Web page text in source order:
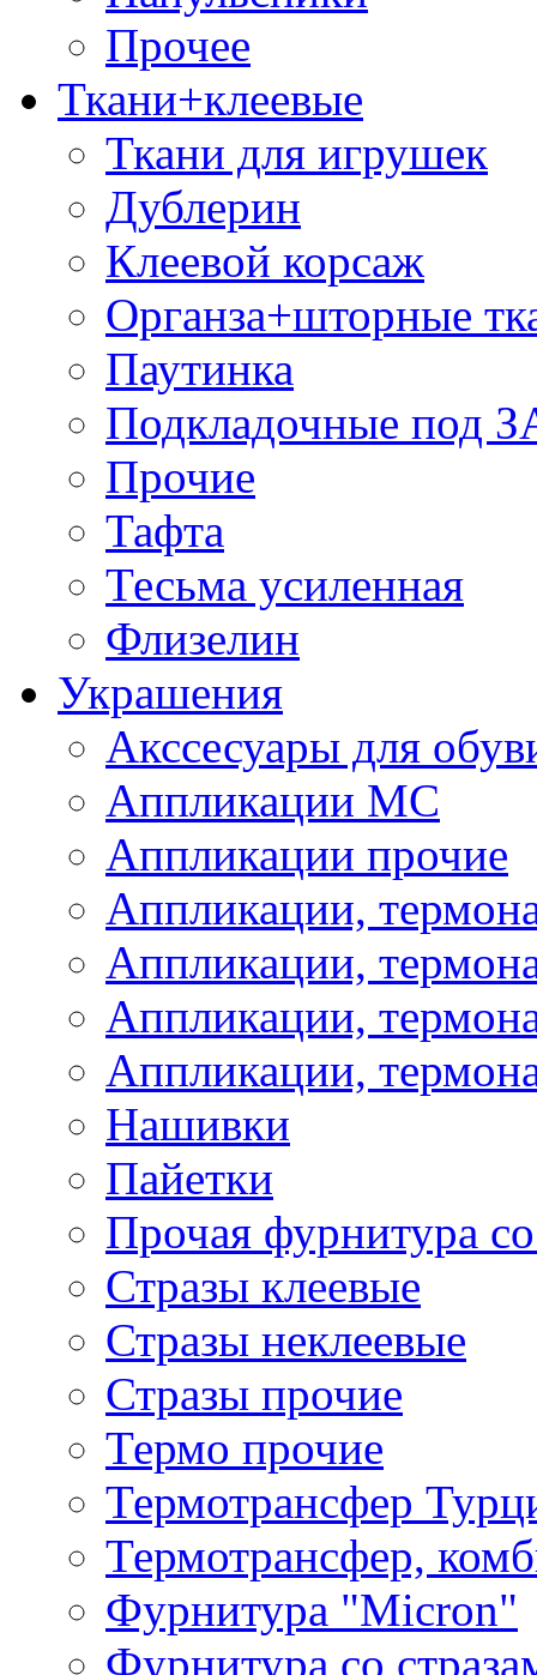
Прочее
Ткани+клеевые
Ткани для игрушек
Дублерин
Клеевой корсаж
Органза+шторные
Паутинка
Подкладочные под
Прочие
Тафта
Тесьма усиленная
Флизелин
Украшения
Акссесуары для
Аппликации МС
Аппликации прочие
Аппликации,
Аппликации,
Аппликации,
Аппликации,
Нашивки
Пайетки
Прочая фурнитура
Стразы клеевые
Стразы неклеевые
Стразы прочие
Термо прочие
Термотрансфер
Термотрансфер,
Фурнитура "Micron"
Фурнитура со